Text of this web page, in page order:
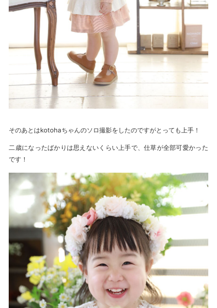
そのあとはkotohaちゃんのソロ撮影をしたのですがとっても上手！
二歳になったばかりは思えないくらい上手で、仕草が全部可愛かった
です！